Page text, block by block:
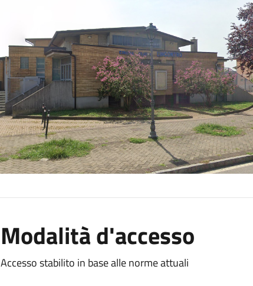
Modalità d'accesso
Accesso stabilito in base alle norme attuali